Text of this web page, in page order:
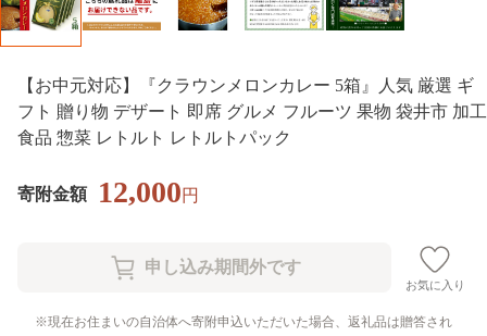
【お中元対応】『クラウンメロンカレー 5箱』人気 厳選 ギ
フト 贈り物 デザート 即席 グルメ フルーツ 果物 袋井市 加工
食品 惣菜 レトルト レトルトパック
寄附金額 12,000円
お気に入り
現在お住まいの自治体へ寄附申込いただいた場合、返礼品は贈答され